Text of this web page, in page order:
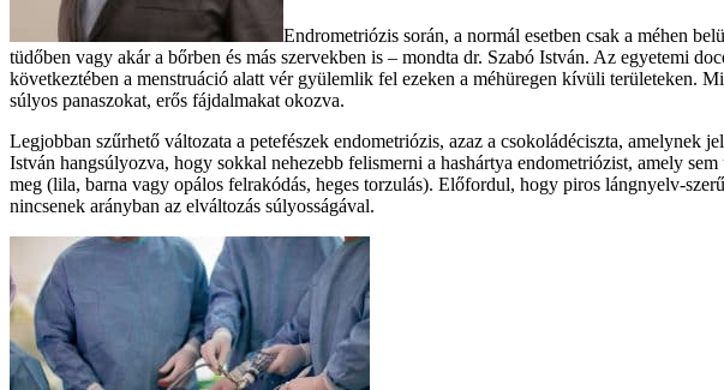
Endrometriózis során, a normál esetben csak a méhen
tüdőben vagy akár a bőrben és más szervekben is – mondta dr. Szabó István. Az egyetemi
következtében a menstruáció alatt vér gyülemlik fel ezeken a méhüregen kívüli területeken.
súlyos panaszokat, erős fájdalmakat okozva.
Legjobban szűrhető változata a petefészek endometriózis, azaz a csokoládéciszta, amelynek
István hangsúlyozva, hogy sokkal nehezebb felismerni a hashártya endometriózist, amely
meg (lila, barna vagy opálos felrakódás, heges torzulás). Előfordul, hogy piros lángnyelv-
nincsenek arányban az elváltozás súlyosságával.